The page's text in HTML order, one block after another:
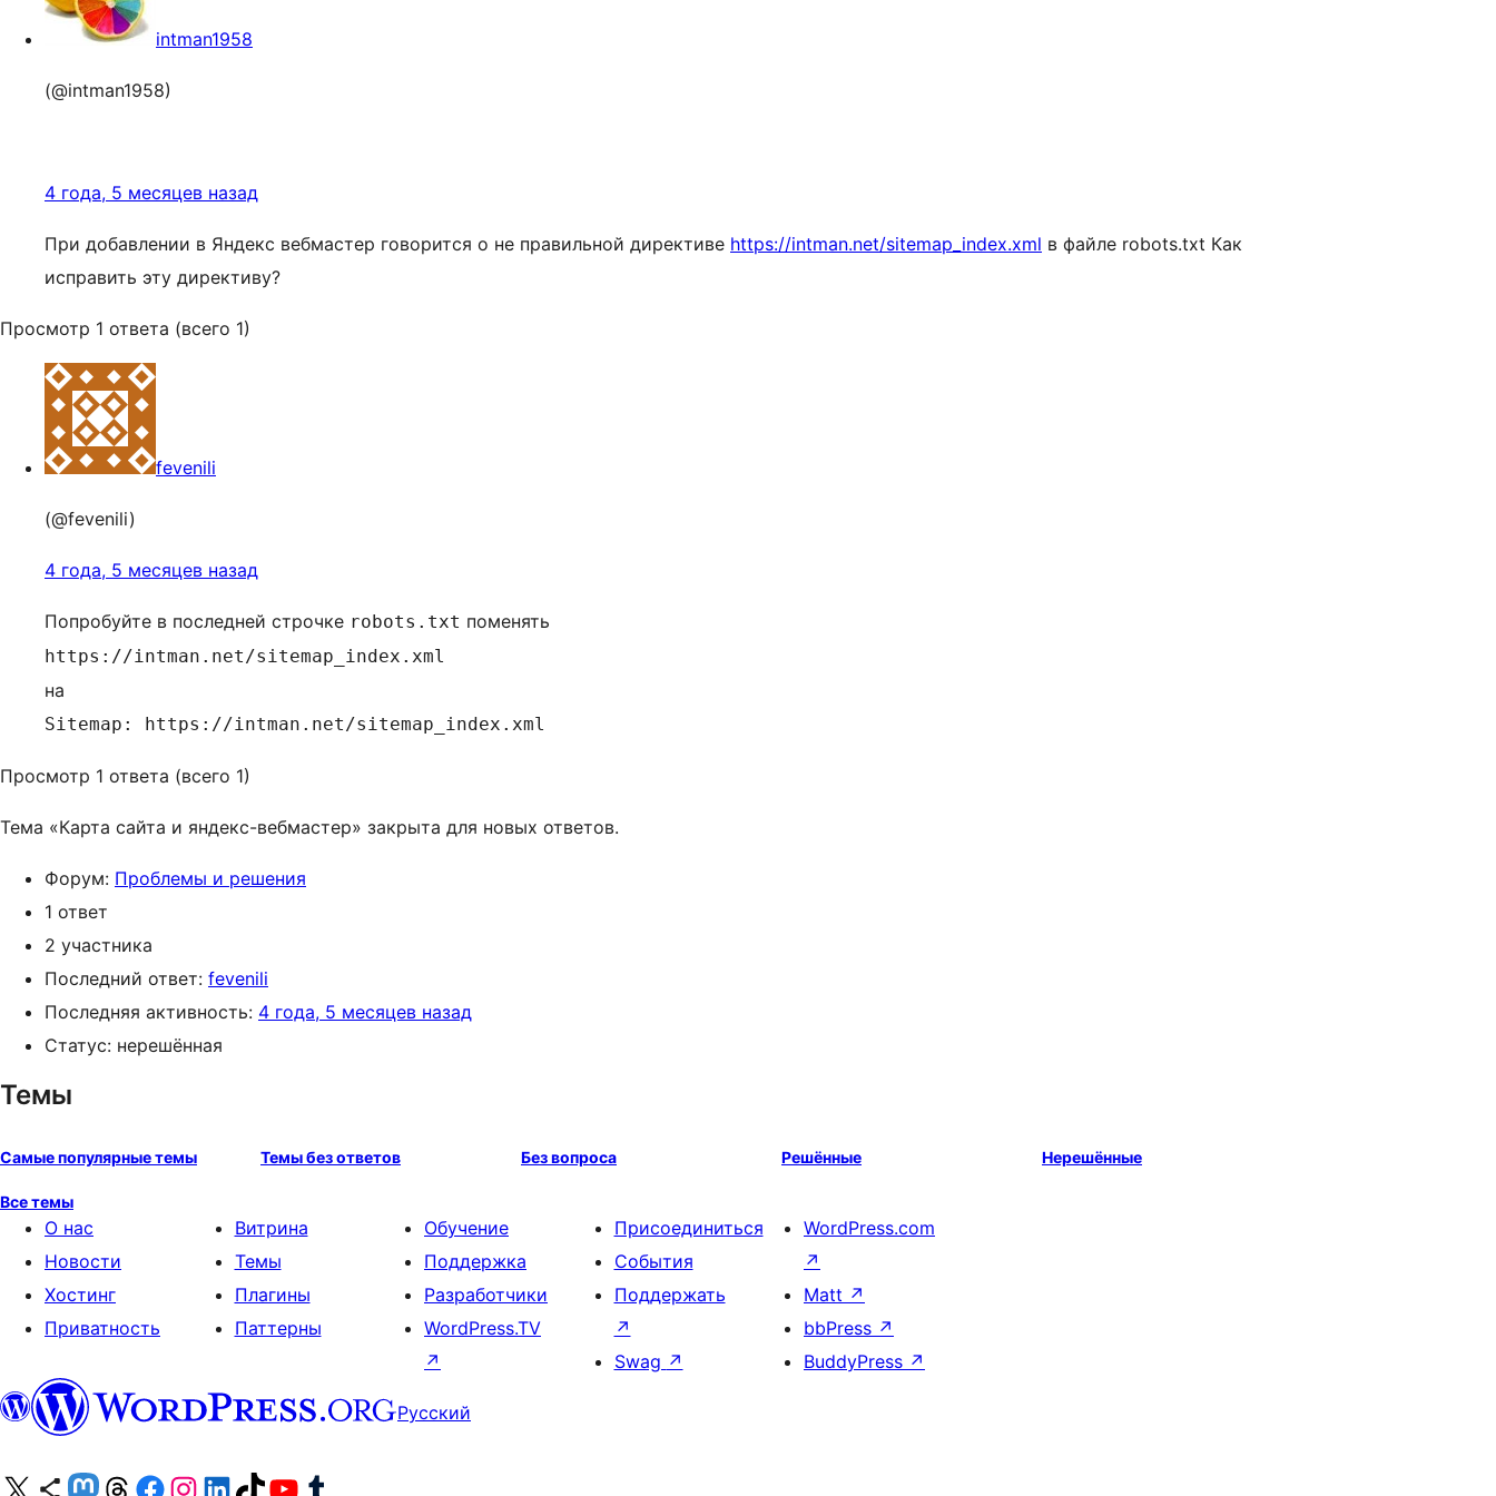
intman1958
(@intman1958)
4 года, 5 месяцев назад
При добавлении в Яндекс вебмастер говорится о не правильной директиве https://intman.net/sitemap_index.xml в файле robots.txt Как
исправить эту директиву?
Просмотр 1 ответа (всего 1)
fevenili
(@fevenili)
4 года, 5 месяцев назад
Попробуйте в последней строчке robots.txt поменять
https://intman.net/sitemap_index.xml
на
Sitemap: https://intman.net/sitemap_index.xml
Просмотр 1 ответа (всего 1)
Тема «Карта сайта и яндекс-вебмастер» закрыта для новых ответов.
Форум: Проблемы и решения
1 ответ
2 участника
Последний ответ: fevenili
Последняя активность: 4 года, 5 месяцев назад
Статус: нерешённая
Темы
Самые популярные темы Темы без ответов Без вопроса Решённые Нерешённые
Все темы
О нас
Новости
Хостинг
Приватность
Витрина
Темы
Плагины
Паттерны
Обучение
Поддержка
Разработчики
WordPress.TV
↗
Присоединиться
События
Поддержать
↗
Swag ↗
WordPress.com
↗
Matt ↗
bbPress ↗
BuddyPress ↗
Русский
Посетите нас в X (ранее Twitter)
Посетите нашу учётную запись в Bluesky
Посетите нашу ленту в Mastodon
Посетите нашу учётную запись в Threads
Посетите нашу страницу на Facebook
Посетите наш Instagram
Посетите нашу страницу в LinkedIn
Посетите нашу учётную запись в TikTok
Посетите наш канал YouTube
Посетите нашу учётную запись в Tumblr